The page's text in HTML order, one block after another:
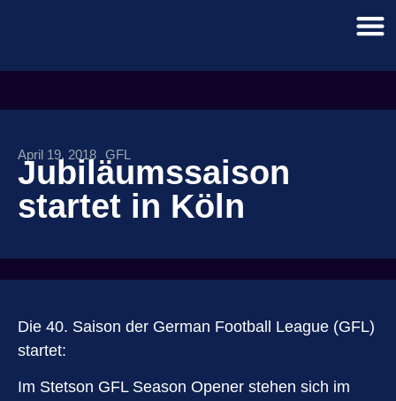
April 19, 2018 GFL
Jubiläumssaison
startet in Köln
Die 40. Saison der German Football League (GFL)
startet:
Im Stetson GFL Season Opener stehen sich im